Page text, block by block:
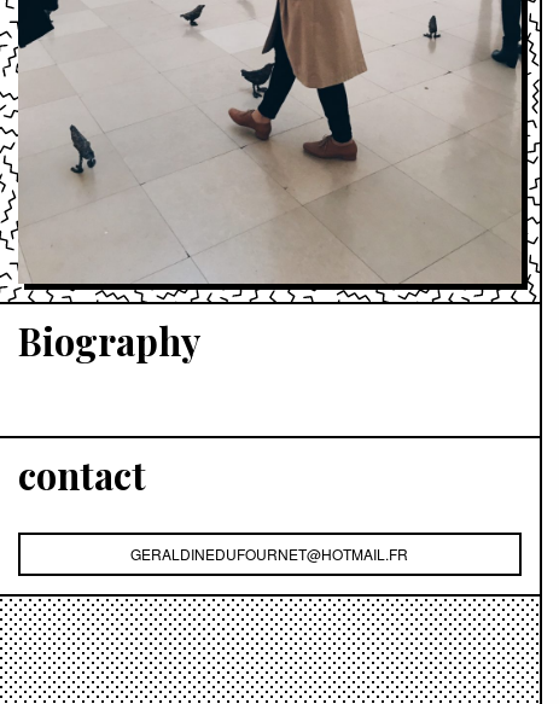
Biography
contact
GERALDINEDUFOURNET@HOTMAIL.FR